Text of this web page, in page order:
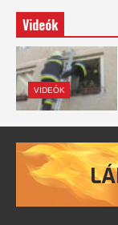
Videók
VIDEÓK